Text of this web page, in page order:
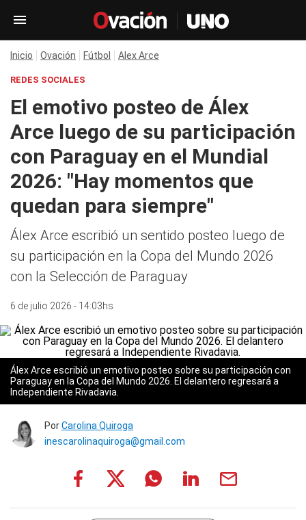
Inicio Ovación Fútbol Alex Arce
REDES SOCIALES
El emotivo posteo de Álex
Arce luego de su participación
con Paraguay en el Mundial
2026: "Hay momentos que
quedan para siempre"
Álex Arce escribió un sentido posteo luego de
su participación en la Copa del Mundo 2026
con la Selección de Paraguay
6 de julio 2026 - 14:03hs
Álex Arce escribió un emotivo posteo sobre su participación con
Paraguay en la Copa del Mundo 2026. El delantero regresará a
Independiente Rivadavia.
PorCarolina Quiroga
inescarolinaquiroga@gmail.com